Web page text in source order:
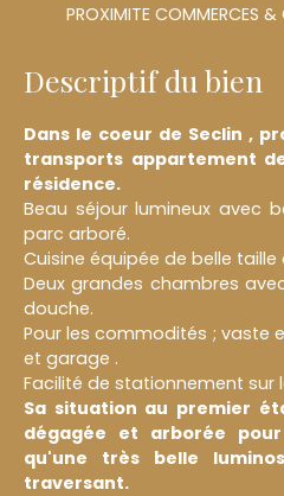
PROXIMITE COMMERCES &
Descriptif du bien
Dans le coeur de Seclin ,
transports appartement
résidence.
Beau séjour lumineux avec
parc arboré.
Cuisine équipée de belle
Deux grandes chambres
douche.
Pour les commodités ; vaste
et garage .
Facilité de stationnement sur
Sa situation au premier
dégagée et arborée
qu'une très belle
traversant.